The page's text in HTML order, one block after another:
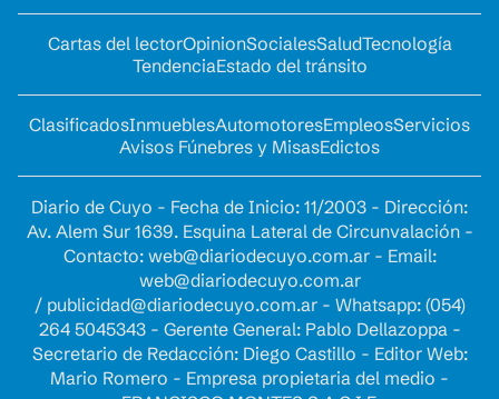
Cartas del lectorOpinionSocialesSaludTecnología
TendenciaEstado del tránsito
ClasificadosInmueblesAutomotoresEmpleosServicios
Avisos Fúnebres y MisasEdictos
Diario de Cuyo - Fecha de Inicio: 11/2003 - Dirección:
Av. Alem Sur 1639. Esquina Lateral de Circunvalación -
Contacto: web@diariodecuyo.com.ar- Email:
web@diariodecuyo.com.ar
/ publicidad@diariodecuyo.com.ar- Whatsapp: (054)
264 5045343 - Gerente General: Pablo Dellazoppa -
Secretario de Redacción: Diego Castillo - Editor Web:
Mario Romero - Empresa propietaria del medio -